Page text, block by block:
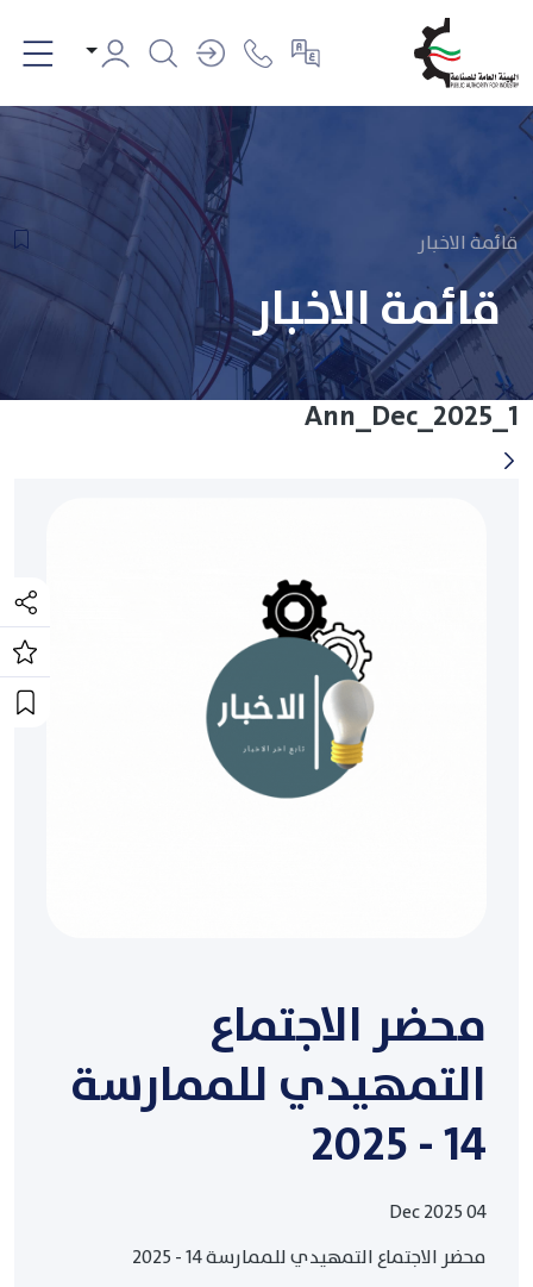
قائمة الاخبار
قائمة الاخبار
Ann_Dec_2025_1
محضر الاجتماع
التمهيدي للممارسة
14 - 2025
04 Dec 2025
محضر الاجتماع التمهيدي للممارسة 14 - 2025